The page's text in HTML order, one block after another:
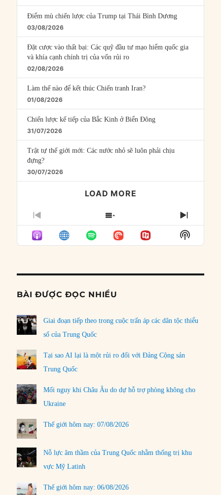
Điểm mù chiến lược của Trump tại Thái Bình Dương
03/08/2026
Đặt cược vào thất bại: Các quỹ đầu tư mạo hiểm quốc gia
và khía cạnh chính trị của vốn rủi ro
02/08/2026
Làm thế nào để kết thúc Chiến tranh Iran?
01/08/2026
Chiến lược kế tiếp của Bắc Kinh ở Biển Đông
31/07/2026
Trật tự thế giới mới: Các nước nhỏ sẽ luôn phải chịu
đựng?
30/07/2026
LOAD MORE
PREVIOUS
EPISODE
SHOW
EPISODES
LIST
NEXT
Show
Podcast
BÀI ĐƯỢC ĐỌC NHIỀU
Giai đoạn tiếp theo trong cuộc trấn áp các dân tộc thiểu
số của Trung Quốc
Tại sao AI lại là một rủi ro đối với Đảng Cộng sản
Trung Quốc
Mối nguy khi Châu Âu do dự hỗ trợ phòng không cho
Ukraine
Thế giới hôm nay: 07/08/2026
Nỗ lực âm thầm của Trung Quốc nhằm thống trị khu
vực Mỹ Latinh
Thế giới hôm nay: 06/08/2026